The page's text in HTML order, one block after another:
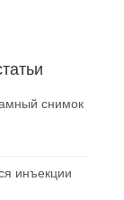
снимок
инъекции